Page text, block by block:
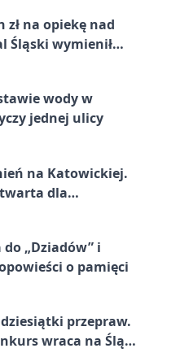
zł na opiekę nad
Śląski wymienił
wody w
jednej ulicy
na Katowickiej.
dla
„Dziadów” i
o pamięci
dziesiątki przepraw.
wraca na Śląsk